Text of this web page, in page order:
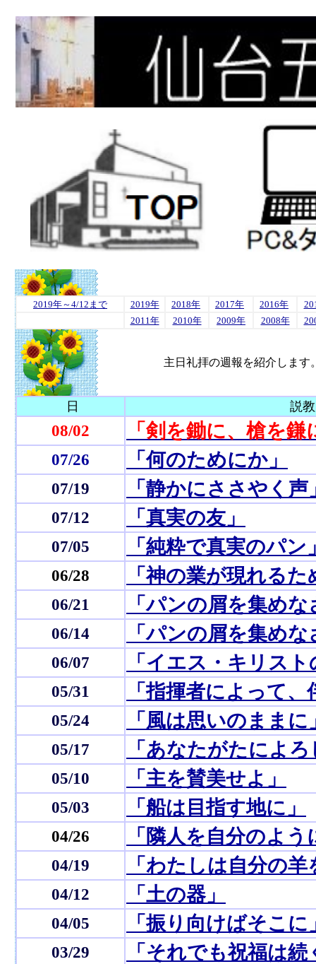
2019年～4/12まで 2019年 2018年 2017年 2016年
2011年
2010年 2009年 2008年
主日礼拝の週報を紹介します
日 説
08/02 「剣を鋤に、槍を鎌
07/26 「何のためにか」
07/19 「静かにささやく声
07/12 「真実の友」
07/05 「純粋で真実のパン
06/28 「神の業が現れるた
06/21 「パンの屑を集め
06/14 「パンの屑を集め
06/07 「イエス・キリス
05/31 「指揮者によって
05/24 「風は思いのままに
05/17 「あなたがたによ
05/10 「主を賛美せよ」
05/03 「船は目指す地に」
04/26 「隣人を自分のよ
04/19 「わたしは自分の
04/12 「土の器」
04/05 「振り向けばそこに
03/29 「それでも祝福は続